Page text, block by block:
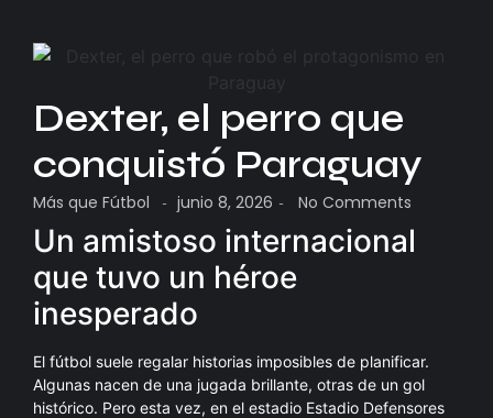
Dexter, el perro que
conquistó Paraguay
Más que Fútbol - junio 8, 2026 - No Comments
Un amistoso internacional
que tuvo un héroe
inesperado
El fútbol suele regalar historias imposibles de planificar.
Algunas nacen de una jugada brillante, otras de un gol
histórico. Pero esta vez, en el estadio Estadio Defensores